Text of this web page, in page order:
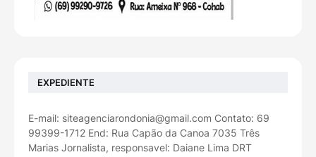
EXPEDIENTE
E-mail: siteagenciarondonia@gmail.com Contato: 69
99399-1712 End: Rua Capão da Canoa 7035 Três
Marias Jornalista, responsavel: Daiane Lima DRT